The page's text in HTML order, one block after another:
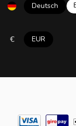
Deutsch
€ EUR